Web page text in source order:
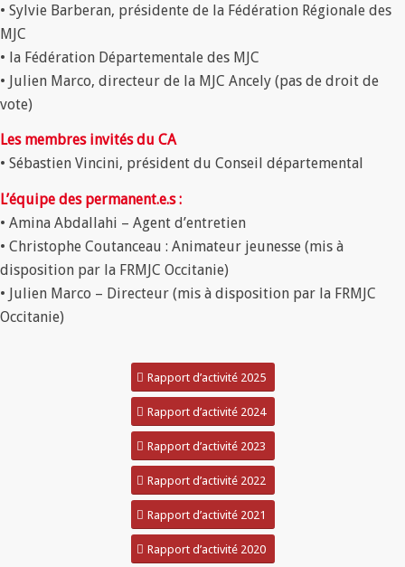
• Sylvie Barberan, présidente de la Fédération Régionale des
MJC
• la Fédération Départementale des MJC
• Julien Marco, directeur de la MJC Ancely (pas de droit de
vote)
Les membres invités du CA
• Sébastien Vincini, président du Conseil départemental
L’équipe des permanent.e.s :
• Amina Abdallahi – Agent d’entretien
• Christophe Coutanceau : Animateur jeunesse (mis à
disposition par la FRMJC Occitanie)
• Julien Marco – Directeur (mis à disposition par la FRMJC
Occitanie)
Rapport d’activité 2025
Rapport d’activité 2024
Rapport d’activité 2023
Rapport d’activité 2022
Rapport d’activité 2021
Rapport d’activité 2020